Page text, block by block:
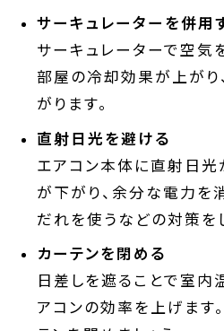
サーキュレーターを併用
サーキュレーターで空気
部屋の冷却効果が上がり
がります。
直射日光を避ける
エアコン本体に直射日
が下がり、余分な電力を
だれを使うなどの対策をし
カーテンを閉める
日差しを遮ることで室内
アコンの効率を上げます